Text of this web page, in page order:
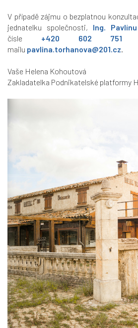
V případě zájmu o bezplatnou
jednatelku společnosti, Ing.
čísle +420 602 751
mailu pavlina.torhanova@201.cz.
Vaše Helena Kohoutová
Zakladatelka Podnikatelské platformy